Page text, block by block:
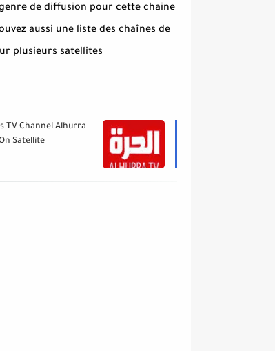
genre de diffusion pour cette chaine
aussi une liste des chaînes de
plusieurs satellites.
TV Channel Alhurra
Satellite